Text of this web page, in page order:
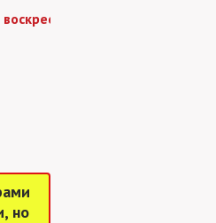
мы работаем до 15:00
но